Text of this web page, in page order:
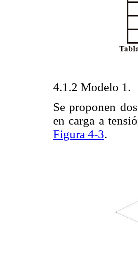
4.1.2 Modelo 1.
Se proponen
en carga a
Figura 4-3.